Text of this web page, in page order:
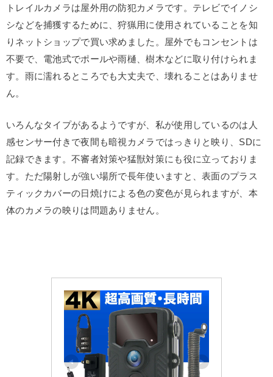
トレイルカメラは屋外用の防犯カメラです。テレビでイノシ
シなどを捕獲するために、狩猟用に使用されていることを知
りネットショップで買い求めました。屋外でもコンセントは
不要で、電池式でポールや雨樋、樹木などに取り付けられま
す。雨に濡れるところでも大丈夫で、壊れることはありませ
ん。
いろんなタイプがあるようですが、私が使用しているのは人
感センサー付きで夜間も暗視カメラではっきりと映り、SDに
記録できます。不審者対策や猛獣対策にも役に立っておりま
す。ただ陽射しが強い場所で長年使いますと、表面のプラス
ティックカバーの日焼けによる色の変色が見られますが、本
体のカメラの映りは問題ありません。